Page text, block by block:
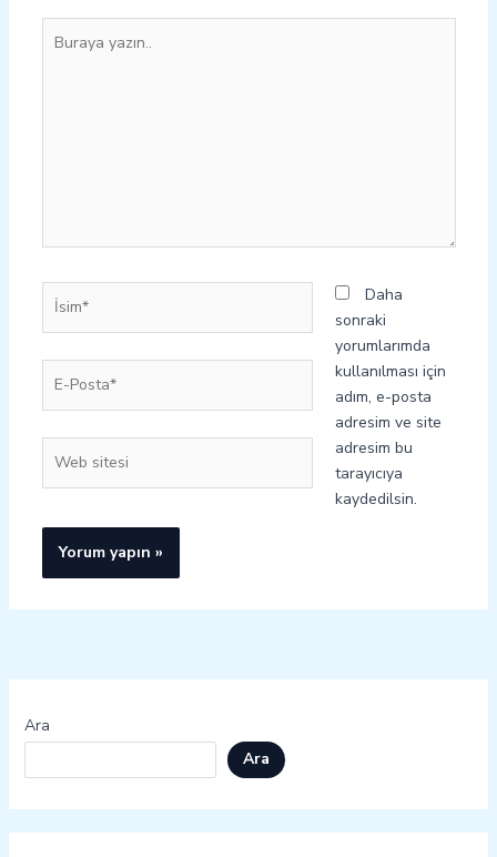
yazın..
İsim*
Posta*
sitesi
Daha
sonraki
yorumlarımda
kullanılması için
adım, e-posta
adresim ve site
adresim bu
tarayıcıya
kaydedilsin.
Ara
Ara